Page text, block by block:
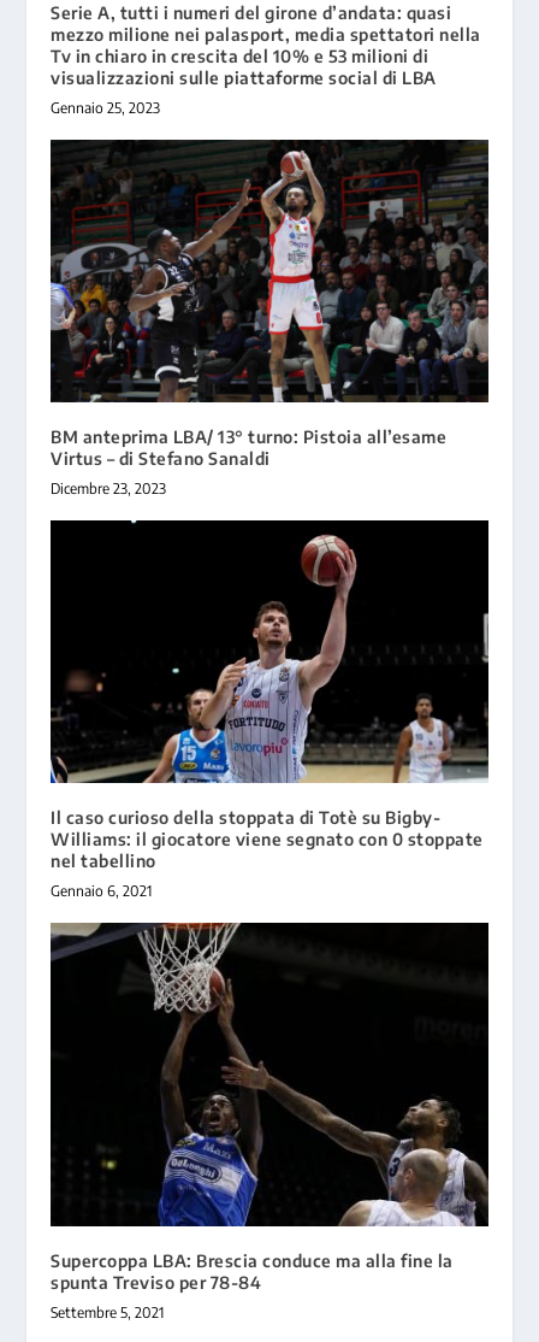
Serie A, tutti i numeri del girone d’andata: quasi
mezzo milione nei palasport, media spettatori nella
Tv in chiaro in crescita del 10% e 53 milioni di
visualizzazioni sulle piattaforme social di LBA
Gennaio 25, 2023
BM anteprima LBA/ 13° turno: Pistoia all’esame
Virtus – di Stefano Sanaldi
Dicembre 23, 2023
Il caso curioso della stoppata di Totè su Bigby-
Williams: il giocatore viene segnato con 0 stoppate
nel tabellino
Gennaio 6, 2021
Supercoppa LBA: Brescia conduce ma alla fine la
spunta Treviso per 78-84
Settembre 5, 2021